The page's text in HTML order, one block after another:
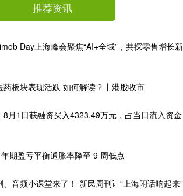
推荐资讯
Day上海峰会聚焦“AI+全域”，共探零售增长新
板块表现活跃 如何解读？丨港股收市
月1日获融资买入4323.49万元，占当日流入资金
期盈亏平衡通胀率降至 9 周低点
音频小课堂来了！ 新民周刊让“上海闲话响起来”